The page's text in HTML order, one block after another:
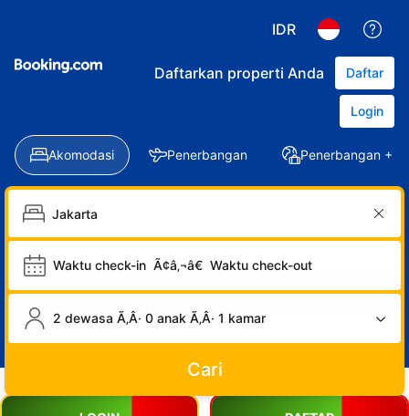
IDR
Daftarkan properti Anda Daftar
Login
Akomodasi Penerbangan Penerbangan +
Waktu check-in Ã¢â‚¬â€ Waktu check-out
2 dewasa Ã‚Â· 0 anak Ã‚Â· 1 kamar
Cari